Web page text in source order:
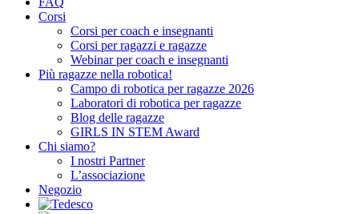
Corsi
Corsi per coach e insegnanti
Corsi per ragazzi e ragazze
Webinar per coach e insegnanti
Più ragazze nella robotica!
Campo di robotica per ragazze 2026
Laboratori di robotica per ragazze
Blog delle ragazze
GIRLS IN STEM Award
Chi siamo?
I nostri Partner
L’associazione
Negozio